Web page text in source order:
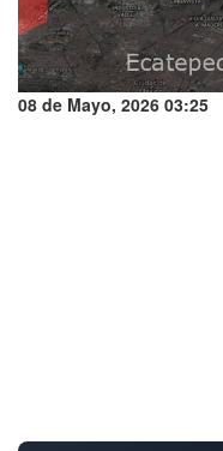
08 de Mayo, 2026 03:25